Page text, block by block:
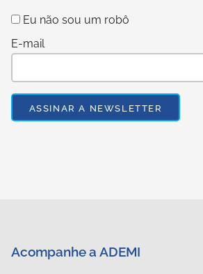
Eu não sou um robô
E-mail
Acompanhe a ADEMI